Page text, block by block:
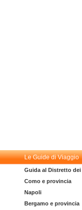
Le Guide di Viaggio
Guida al Distretto
Como e provincia
Napoli
Bergamo e provincia